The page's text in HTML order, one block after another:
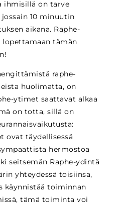
ihmisillä on tarve
10 minuutin
aikana. Raphe-
tämän
raphe-
huolimatta, on
ytimet saattavat alkaa
on totta, sillä on
ovat täydellisessä
hermostoa
seitsemän Raphe-ydintä
yhteydessä toisiinsa,
käynnistää toiminnan
tämä toiminta voi